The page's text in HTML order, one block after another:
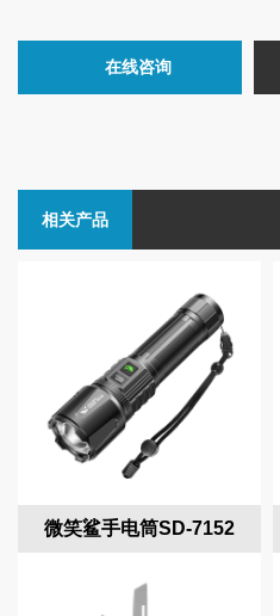
在线咨询
相关产品
微笑鲨手电筒SD-7152